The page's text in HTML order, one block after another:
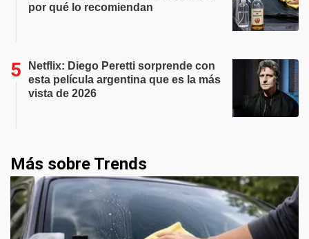
por qué lo recomiendan
Netflix: Diego Peretti sorprende con
esta película argentina que es la más
vista de 2026
Más sobre Trends